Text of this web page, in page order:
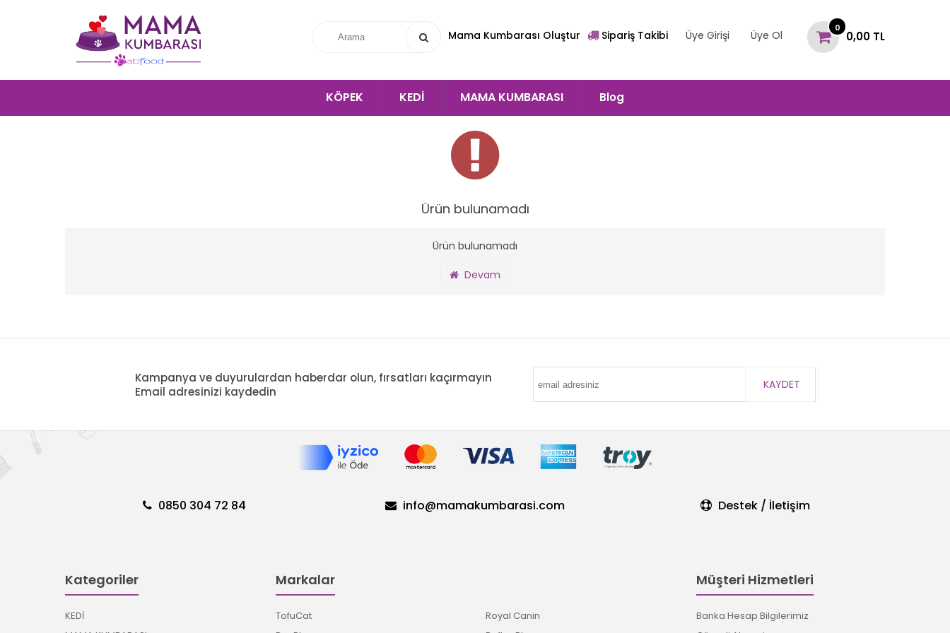
0
0,00 TL
Üye Girişi Üye Ol
Sipariş Takibi
Mama Kumbarası Oluştur
KÖPEK KEDİ MAMA KUMBARASI Blog
Ürün bulunamadı
Ürün bulunamadı
Devam
Kampanya ve duyurulardan haberdar olun, fırsatları kaçırmayın
Email adresinizi kaydedin
KAYDET
0850 304 72 84 info@mamakumbarasi.com Destek / İletişim
Kategoriler
KEDİ
Markalar
TofuCat
Royal Canin
Müşteri Hizmetleri
Banka Hesap Bilgilerimiz